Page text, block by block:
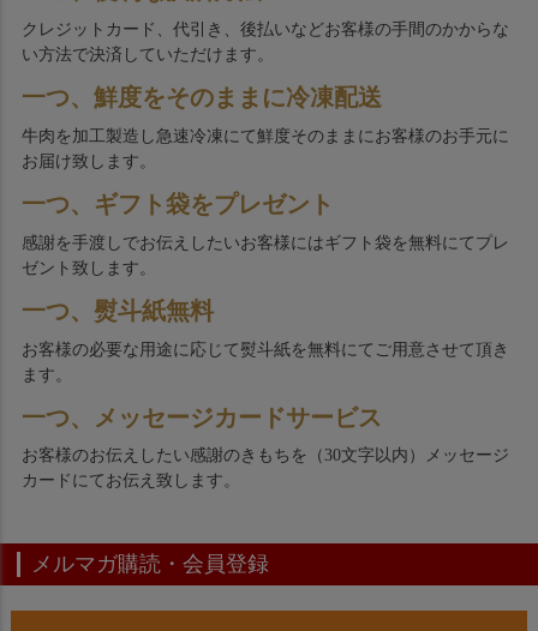
クレジットカード、代引き、後払いなどお客様の手間のかからな
い方法で決済していただけます。
一つ、鮮度をそのままに冷凍配送
牛肉を加工製造し急速冷凍にて鮮度そのままにお客様のお手元に
お届け致します。
一つ、ギフト袋をプレゼント
感謝を手渡しでお伝えしたいお客様にはギフト袋を無料にてプレ
ゼント致します。
一つ、熨斗紙無料
お客様の必要な用途に応じて熨斗紙を無料にてご用意させて頂き
ます。
一つ、メッセージカードサービス
お客様のお伝えしたい感謝のきもちを（30文字以内）メッセージ
カードにてお伝え致します。
メルマガ購読・会員登録